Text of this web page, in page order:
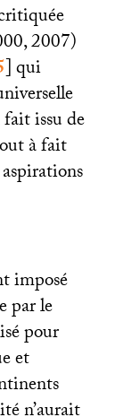
2007)
]qui
issu de
à fait
imposé
par le
pour
et